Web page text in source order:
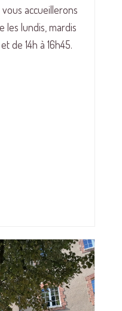
accueillerons
les lundis, mardis
de 14h à 16h45.